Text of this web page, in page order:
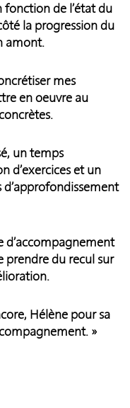
fonction de l’état du
la progression du
amont.
mes
en oeuvre au
un temps
d’exercices et un
d’approfondissement
d’accompagnement
prendre du recul sur
Hélène pour sa
»